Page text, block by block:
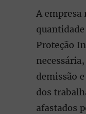
A empresa
Proteção
demissão
dos
afastados